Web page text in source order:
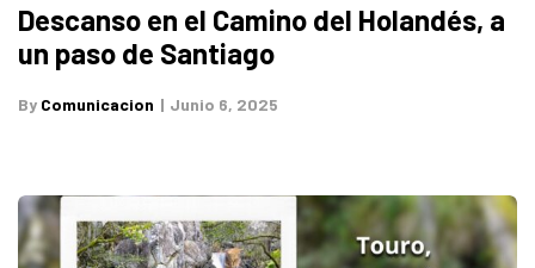
Descanso en el Camino del Holandés, a
un paso de Santiago
By Comunicacion Junio 6, 2025